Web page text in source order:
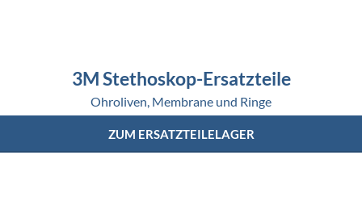
3M Stethoskop-Ersatzteile
Ohroliven, Membrane und Ringe
ZUM ERSATZTEILELAGER